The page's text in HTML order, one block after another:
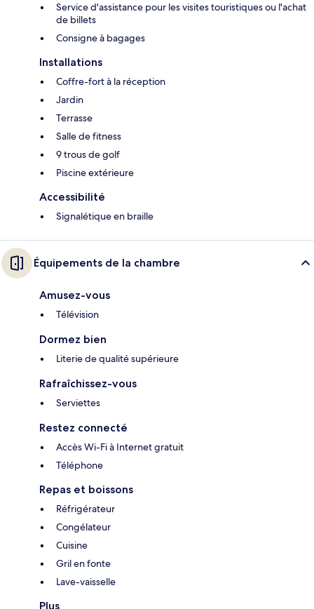
Service d'assistance pour les visites touristiques ou l'achat
de billets
Consigne à bagages
Installations
Coffre-fort à la réception
Jardin
Terrasse
Salle de fitness
9 trous de golf
Piscine extérieure
Accessibilité
Signalétique en braille
Équipements de la chambre
Amusez-vous
Télévision
Dormez bien
Literie de qualité supérieure
Rafraîchissez-vous
Serviettes
Restez connecté
Accès Wi-Fi à Internet gratuit
Téléphone
Repas et boissons
Réfrigérateur
Congélateur
Cuisine
Gril en fonte
Lave-vaisselle
Plus